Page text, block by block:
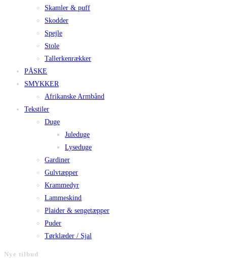
Skamler & puff
Skodder
Spejle
Stole
Tallerkenrækker
PÅSKE
SMYKKER
Afrikanske Armbånd
Tekstiler
Duge
Juleduge
Lyseduge
Gardiner
Gulvtæpper
Krammedyr
Lammeskind
Plaider & sengetæpper
Puder
Tørklæder / Sjal
Nye tilbud